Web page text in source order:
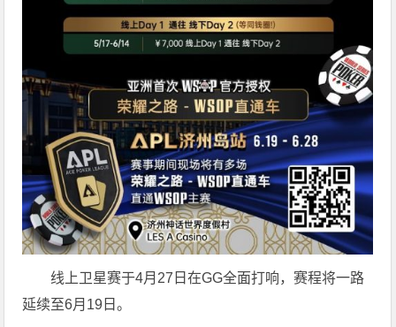
线上卫星赛于4月27日在GG全面打响，赛程将一路
延续至6月19日。